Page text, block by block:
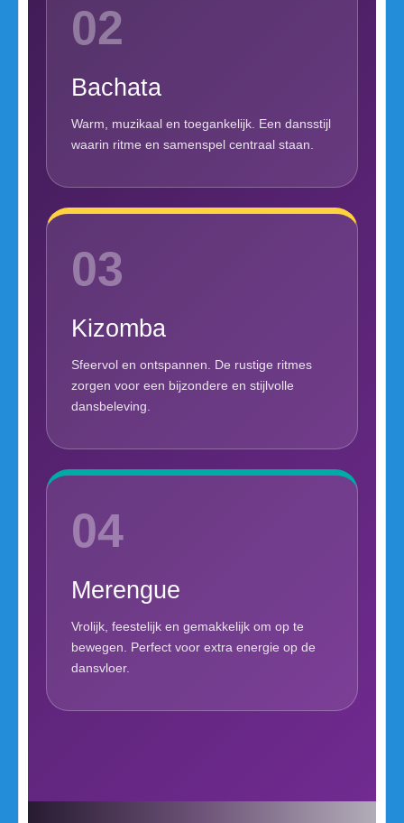
02
Bachata
Warm, muzikaal en toegankelijk. Een dansstijl
waarin ritme en samenspel centraal staan.
03
Kizomba
Sfeervol en ontspannen. De rustige ritmes
zorgen voor een bijzondere en stijlvolle
dansbeleving.
04
Merengue
Vrolijk, feestelijk en gemakkelijk om op te
bewegen. Perfect voor extra energie op de
dansvloer.